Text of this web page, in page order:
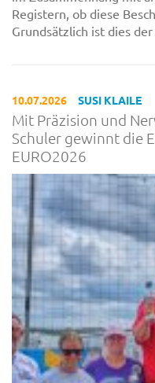
Registern, ob diese
Grundsätzlich ist dies der
10.07.2026 SUSI KLAILE
Mit Präzision und
Schuler gewinnt die
EURO2026